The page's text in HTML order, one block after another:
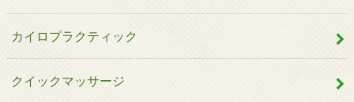
カイロプラクティック
クイックマッサージ